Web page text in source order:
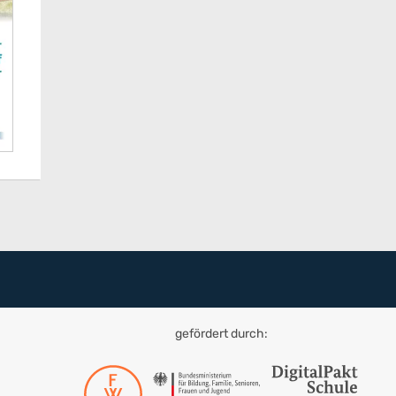
gefördert durch: